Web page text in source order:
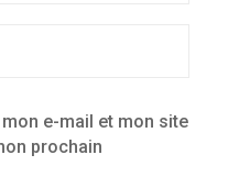
e-mail et mon site
prochain